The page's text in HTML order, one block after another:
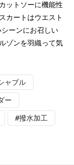
ットソーに機能性
カートはウエスト
ーンにお召しい
ゾンを羽織って気
ャブル
ー
#撥水加工